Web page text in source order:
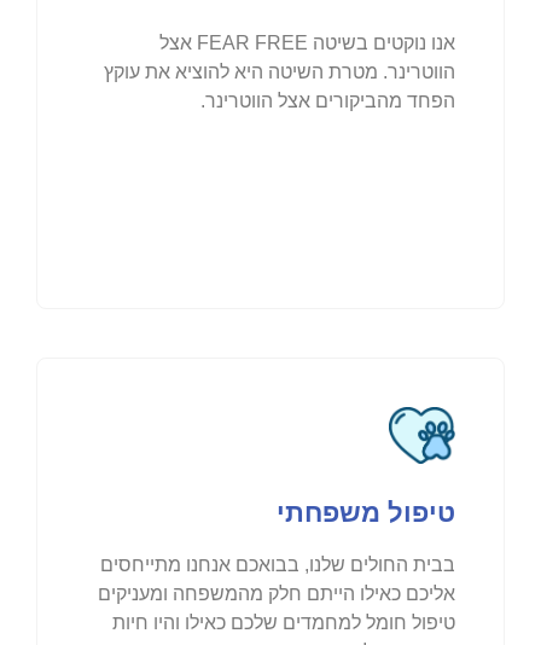
אנו נוקטים בשיטה FEAR FREE אצל
הווטרינר. מטרת השיטה היא להוציא את עוקץ
הפחד מהביקורים אצל הווטרינר.
טיפול משפחתי
בבית החולים שלנו, בבואכם אנחנו מתייחסים
אליכם כאילו הייתם חלק מהמשפחה ומעניקים
טיפול חומל למחמדים שלכם כאילו והיו חיות